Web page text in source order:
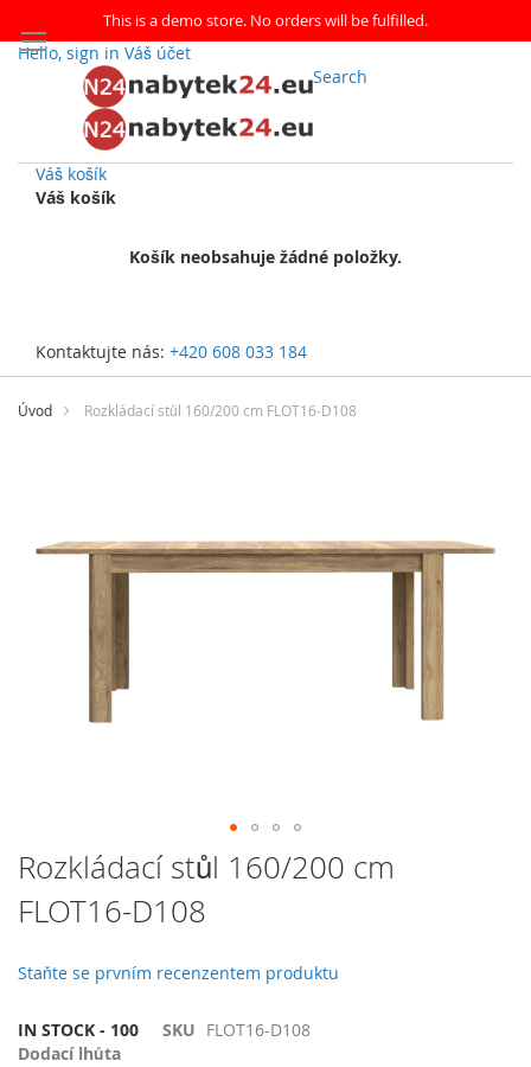
This is a demo store. No orders will be fulfilled.
Hello, sign in Váš účet
Search
Váš košík
Váš košík
Košík neobsahuje žádné položky.
Kontaktujte nás: +420 608 033 184
Přejít
obsah
Úvod Rozkládací stůl 160/200 cm FLOT16-D108
Přeskočit
na
začátek
galerie
obrázky
Rozkládací stůl 160/200 cm
FLOT16-D108
Staňte se prvním recenzentem produktu
IN STOCK - 100 SKU FLOT16-D108
Dodací lhůta